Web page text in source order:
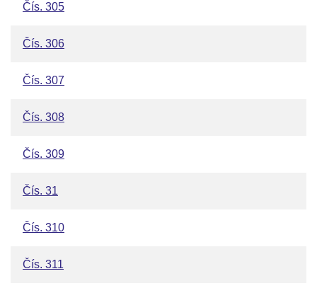
Čís. 305
Čís. 306
Čís. 307
Čís. 308
Čís. 309
Čís. 31
Čís. 310
Čís. 311